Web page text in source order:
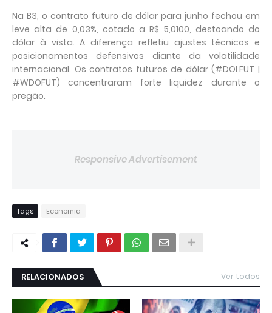
Na B3, o contrato futuro de dólar para junho fechou em
leve alta de 0,03%, cotado a R$ 5,0100, destoando do
dólar à vista. A diferença refletiu ajustes técnicos e
posicionamentos defensivos diante da volatilidade
internacional. Os contratos futuros de dólar (#DOLFUT |
#WDOFUT) concentraram forte liquidez durante o
pregão.
Responsive Advertisement
Tags Economia
RELACIONADOS Ver todos